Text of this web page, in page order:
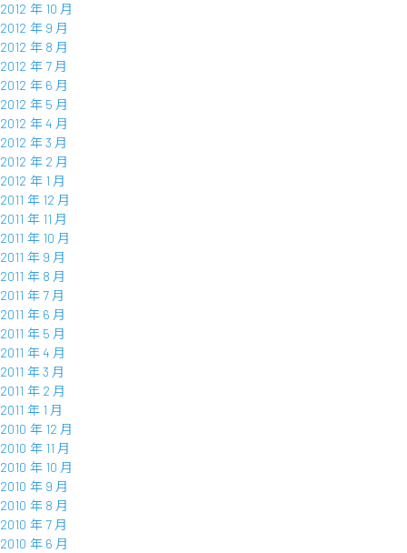
2012 年 10 月
2012 年 9 月
2012 年 8 月
2012 年 7 月
2012 年 6 月
2012 年 5 月
2012 年 4 月
2012 年 3 月
2012 年 2 月
2012 年 1 月
2011 年 12 月
2011 年 11 月
2011 年 10 月
2011 年 9 月
2011 年 8 月
2011 年 7 月
2011 年 6 月
2011 年 5 月
2011 年 4 月
2011 年 3 月
2011 年 2 月
2011 年 1 月
2010 年 12 月
2010 年 11 月
2010 年 10 月
2010 年 9 月
2010 年 8 月
2010 年 7 月
2010 年 6 月